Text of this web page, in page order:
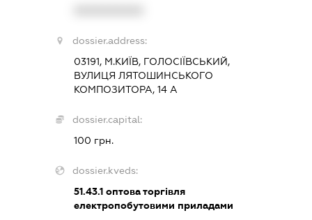
dossier.address:
03191, М.КИЇВ, ГОЛОСІЇВСЬКИЙ,
ВУЛИЦЯ ЛЯТОШИНСЬКОГО
КОМПОЗИТОРА, 14 А
dossier.capital:
100 грн.
dossier.kveds:
51.43.1 оптова торгівля
електропобутовими приладами